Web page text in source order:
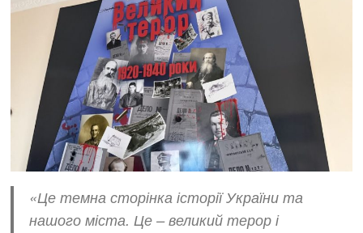
«Це темна сторінка історії України та
нашого міста. Це – великий терор і